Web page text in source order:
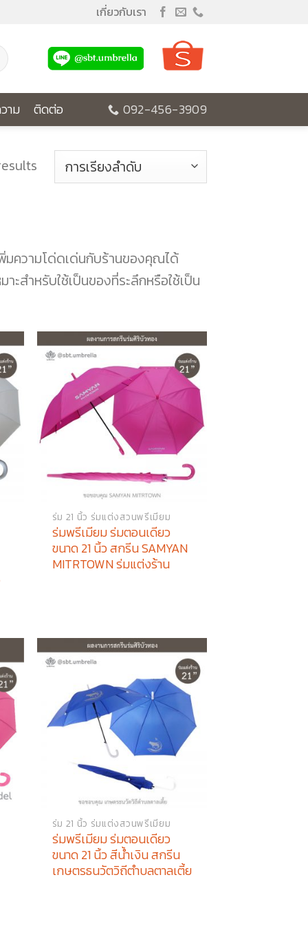
เกี่ยวกับเรา
าม ติดต่อ 092-456-3909
มความโด่ดเด่นกับร้านของคุณได้
สำหรับใช้เป็นของที่ระลึกหรือใช้เป็น
ร่ม 21 นิ้ว ร่มแต่งสวนพรีเมียม
ร่มพรีเมียม ร่มตอนเดียว
ขนาด 21 นิ้ว สกรีน SAMYAN
MITRTOWN ร่มแต่งร้าน
ร่ม 21 นิ้ว ร่มแต่งสวนพรีเมียม
ร่มพรีเมียม ร่มตอนเดียว
ขนาด 21 นิ้ว สีน้ำเงิน สกรีน
เกษตรธนวัตวิถีตำบลตาลเตี้ย